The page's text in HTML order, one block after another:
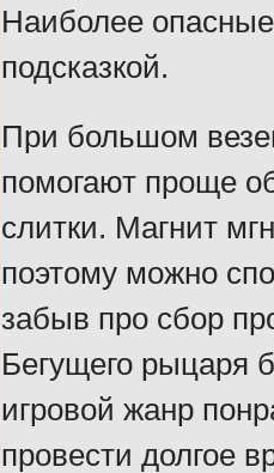
Наиболее
подсказкой.
При большом
помогают проще
слитки. Магнит
поэтому можно
забыв про сбор
Бегущего рыцаря
игровой жанр
провести долгое